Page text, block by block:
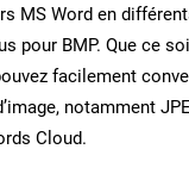
MS Word en
pour BMP. Que ce
facilement
notamment
Cloud.